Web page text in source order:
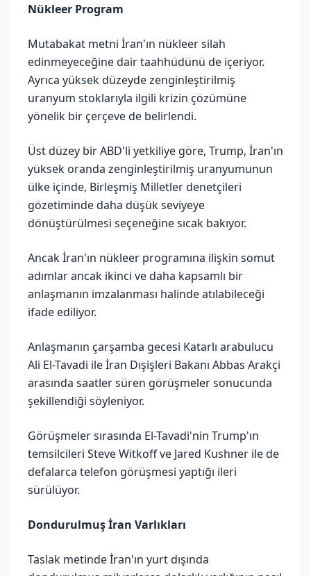
Nükleer Program
Mutabakat metni İran'ın nükleer silah
edinmeyeceğine dair taahhüdünü de içeriyor.
Ayrıca yüksek düzeyde zenginleştirilmiş
uranyum stoklarıyla ilgili krizin çözümüne
yönelik bir çerçeve de belirlendi.
Üst düzey bir ABD'li yetkiliye göre, Trump, İran'ın
yüksek oranda zenginleştirilmiş uranyumunun
ülke içinde, Birleşmiş Milletler denetçileri
gözetiminde daha düşük seviyeye
dönüştürülmesi seçeneğine sıcak bakıyor.
Ancak İran'ın nükleer programına ilişkin somut
adımlar ancak ikinci ve daha kapsamlı bir
anlaşmanın imzalanması halinde atılabileceği
ifade ediliyor.
Anlaşmanın çarşamba gecesi Katarlı arabulucu
Ali El-Tavadi ile İran Dışişleri Bakanı Abbas Arakçi
arasında saatler süren görüşmeler sonucunda
şekillendiği söyleniyor.
Görüşmeler sırasında El-Tavadi'nin Trump'ın
temsilcileri Steve Witkoff ve Jared Kushner ile de
defalarca telefon görüşmesi yaptığı ileri
sürülüyor.
Dondurulmuş İran Varlıkları
Taslak metinde İran'ın yurt dışında